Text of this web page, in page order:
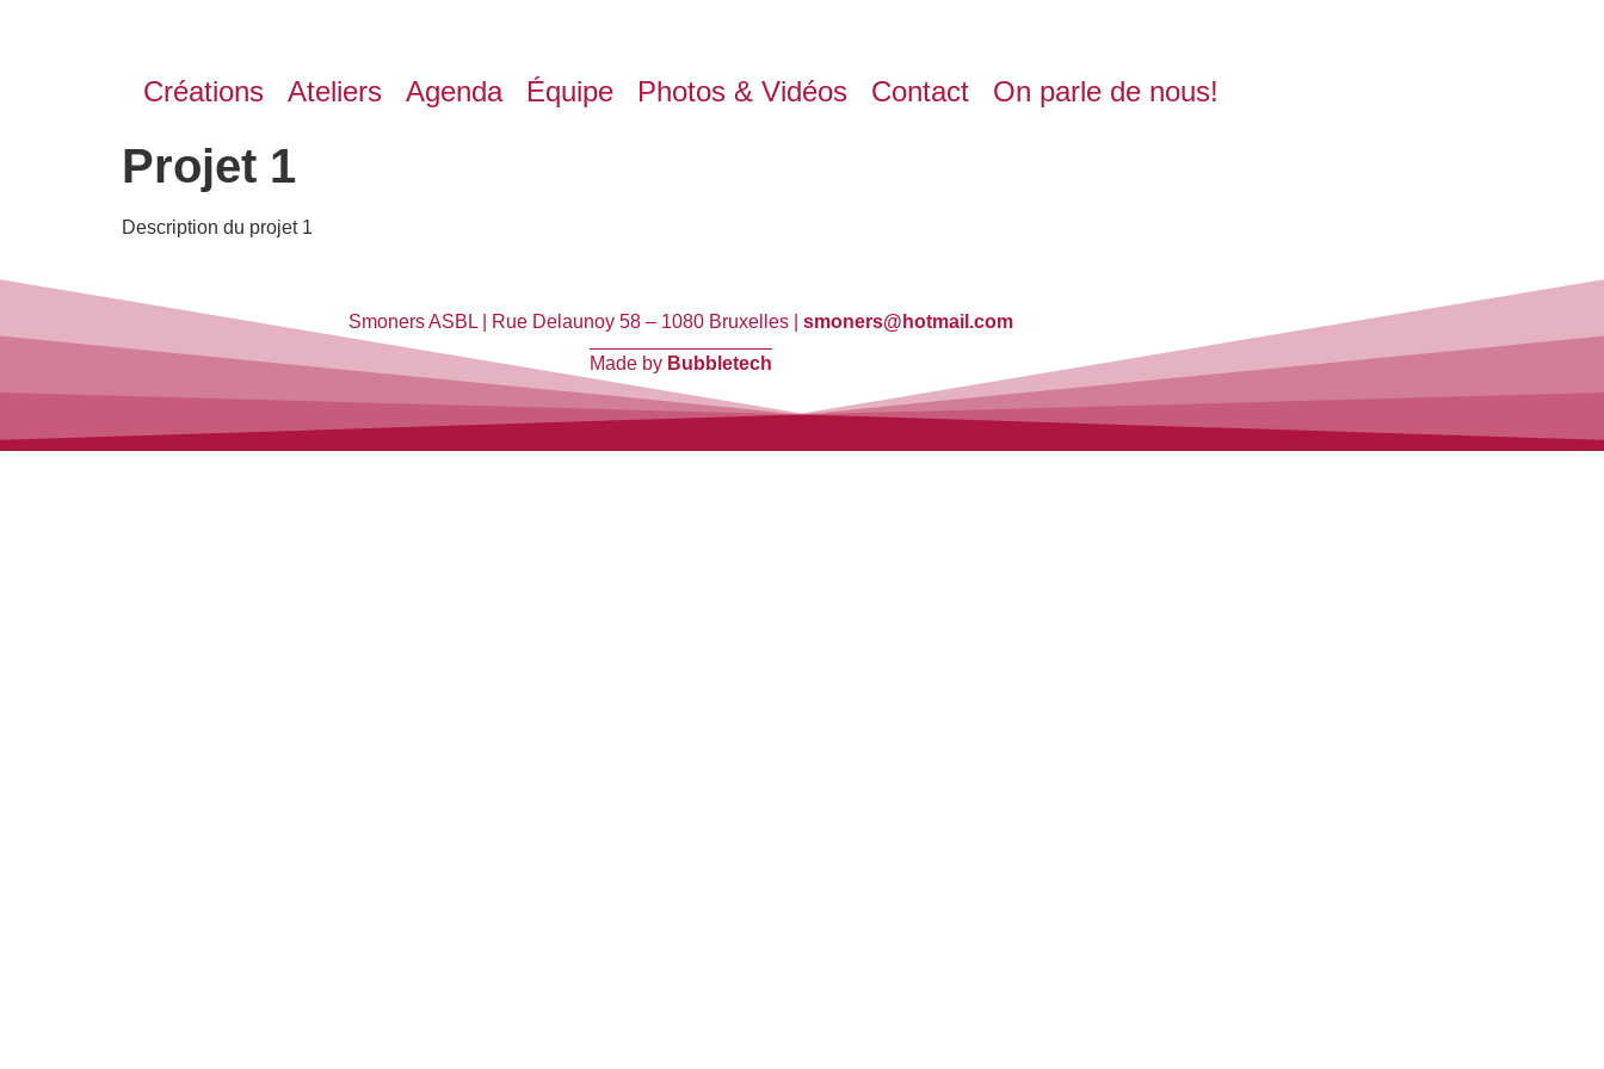
Créations Ateliers Agenda Équipe Photos & Vidéos Contact On parle de nous!
Projet 1
Description du projet 1
Smoners ASBL | Rue Delaunoy 58– 1080 Bruxelles | smoners@hotmail.com
Made by Bubbletech